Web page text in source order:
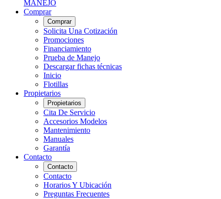
MANEJO
Comprar
Comprar
Solicita Una Cotización
Promociones
Financiamiento
Prueba de Manejo
Descargar fichas técnicas
Inicio
Flotillas
Propietarios
Propietarios
Cita De Servicio
Accesorios Modelos
Mantenimiento
Manuales
Garantía
Contacto
Contacto
Contacto
Horarios Y Ubicación
Preguntas Frecuentes